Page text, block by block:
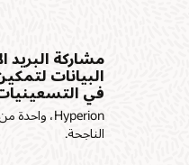
مشاركة البريد
البيانات
في
الناجحة.